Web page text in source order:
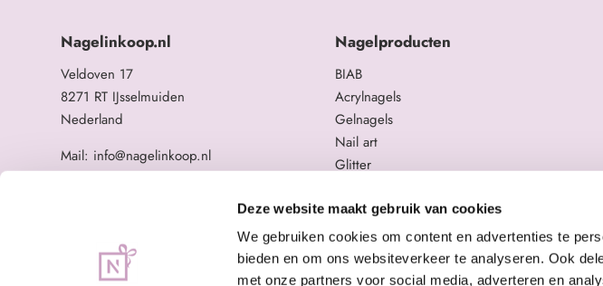
Deze website maakt gebruik van cookies
We gebruiken cookies om content en advertenties te
bieden en om ons websiteverkeer te analyseren. Ook
met onze partners voor social media, adverteren en
Nagelinkoop.nl
Veldoven 17
8271 RT IJsselmuiden
Nederland
Mail: info@nagelinkoop.nl
BTW nummer: NL863104678B01
Nagelproducten
BIAB
Acrylnagels
Gelnagels
Nail art
Glitter
Overige nagelproducten